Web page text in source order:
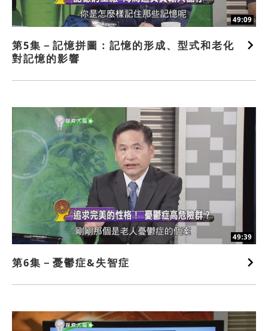
49:09
第5集－記憶拼圖：記憶的形成、型式和老化
對記憶的影響
49:39
第6集－憂鬱症&失智症